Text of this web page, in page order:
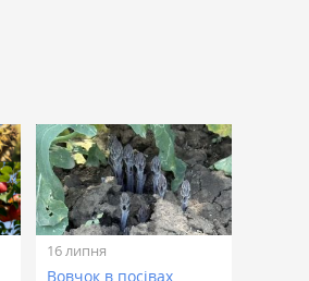
16 липня
Вовчок в посівах